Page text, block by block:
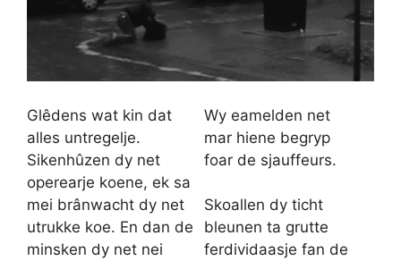
Glêdens wat kin dat
alles untregelje.
Sikenhûzen dy net
operearje koene, ek sa
mei brânwacht dy net
utrukke koe. En dan de
minsken dy net nei
Wy eamelden net
mar hiene begryp
foar de sjauffeurs.
Skoallen dy ticht
bleunen ta grutte
ferdividaasje fan de